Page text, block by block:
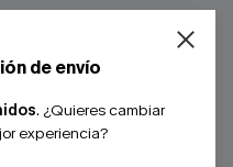
de envío
. ¿Quieres cambiar
experiencia?
extra sin